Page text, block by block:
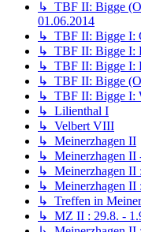
↳ TBF II: Bigge
01.06.2014
↳ TBF II: Bigge I:
↳ TBF II: Bigge I:
↳ TBF II: Bigge I:
↳ TBF II: Bigge
↳ TBF II: Bigge I:
↳ Lilienthal I
↳ Velbert VIII
↳ Meinerzhagen II
↳ Meinerzhagen II
↳ Meinerzhagen II
↳ Meinerzhagen II
↳ Treffen in
↳ MZ II : 29.8. -